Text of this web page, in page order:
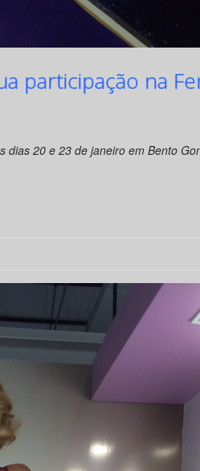
participação na
dias 20 e 23 de janeiro em Bento